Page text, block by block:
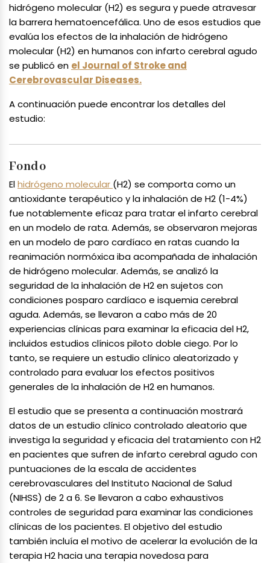
hidrógeno molecular (H2) es segura y puede atravesar
la barrera hematoencefálica. Uno de esos estudios que
evalúa los efectos de la inhalación de hidrógeno
molecular (H2) en humanos con infarto cerebral agudo
se publicó en el Journal of Stroke and
Cerebrovascular Diseases.
A continuación puede encontrar los detalles del
estudio:
Fondo
Elhidrógeno molecular (H2) se comporta como un
antioxidante terapéutico y la inhalación de H2 (1-4%)
fue notablemente eficaz para tratar el infarto cerebral
en un modelo de rata. Además, se observaron mejoras
en un modelo de paro cardíaco en ratas cuando la
reanimación normóxica iba acompañada de inhalación
de hidrógeno molecular. Además, se analizó la
seguridad de la inhalación de H2 en sujetos con
condiciones posparo cardíaco e isquemia cerebral
aguda. Además, se llevaron a cabo más de 20
experiencias clínicas para examinar la eficacia del H2,
incluidos estudios clínicos piloto doble ciego. Por lo
tanto, se requiere un estudio clínico aleatorizado y
controlado para evaluar los efectos positivos
generales de la inhalación de H2 en humanos.
El estudio que se presenta a continuación mostrará
datos de un estudio clínico controlado aleatorio que
investiga la seguridad y eficacia del tratamiento con H2
en pacientes que sufren de infarto cerebral agudo con
puntuaciones de la escala de accidentes
cerebrovasculares del Instituto Nacional de Salud
(NIHSS) de 2 a 6. Se llevaron a cabo exhaustivos
controles de seguridad para examinar las condiciones
clínicas de los pacientes. El objetivo del estudio
también incluía el motivo de acelerar la evolución de la
terapia H2 hacia una terapia novedosa para